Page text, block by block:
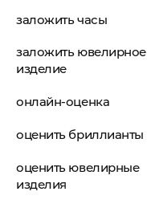
заложить часы
заложить ювелирное
изделие
онлайн-оценка
оценить бриллианты
оценить ювелирные
изделия